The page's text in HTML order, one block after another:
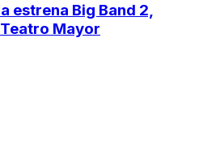
estrena Big Band 2,
Mayor